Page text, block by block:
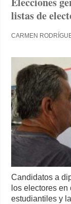
listas de
CARMEN
Candidatos a
los electores
estudiantiles y